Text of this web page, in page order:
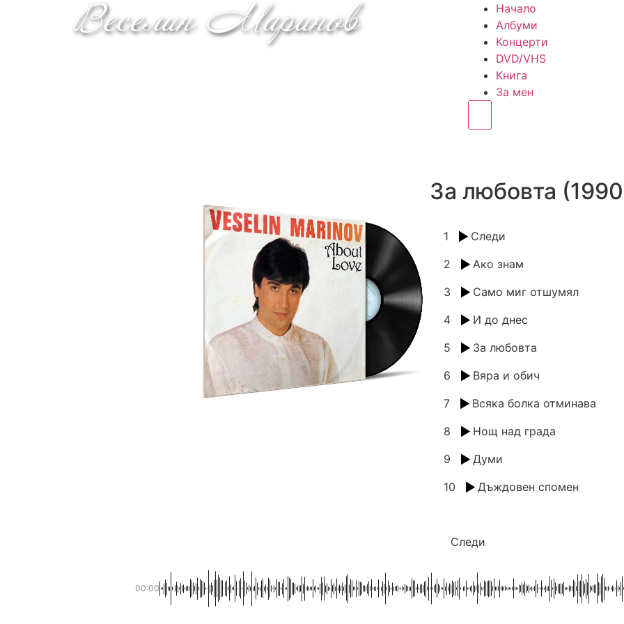
Начало
Албуми
Концерти
DVD/VHS
Книга
За мен
За любовта
1
Следи
2
Ако знам
3
Само миг отшумял
4
И до днес
5
За любовта
6
Вяра и обич
7
Всяка болка отминава
8
Нощ над града
9
Думи
10
Дъждовен спомен
Следи
00:00